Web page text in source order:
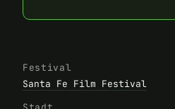
Festival
Santa Fe Film Festival